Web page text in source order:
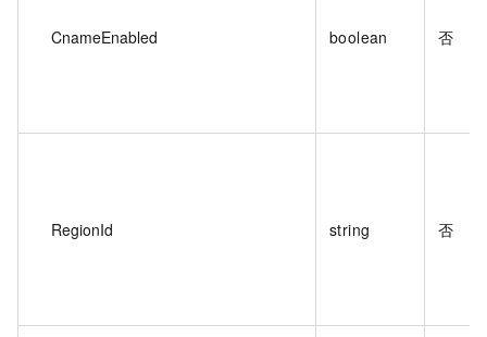
CnameEnabled boolean 否
RegionId string 否